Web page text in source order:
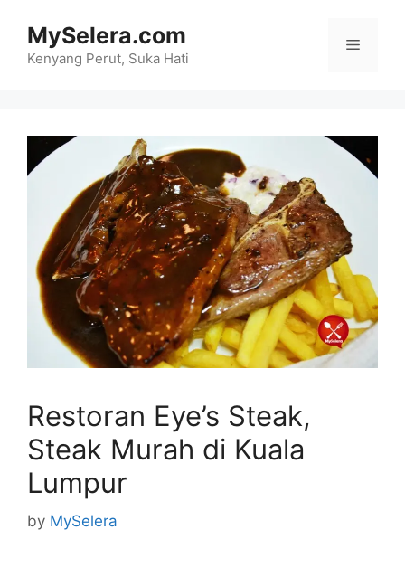
content
MySelera.com
Kenyang Perut, Suka Hati
Menu
Restoran Eye’s Steak,
Steak Murah di Kuala
Lumpur
by MySelera